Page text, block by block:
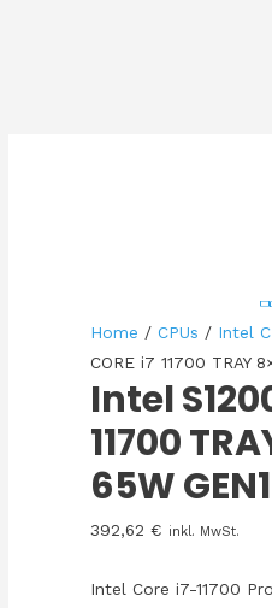
Home /CPUs / Intel
CORE i7 11700 TRAY
Intel
11700
65W
392,62€ inkl. MwSt.
Intel Core i7-11700